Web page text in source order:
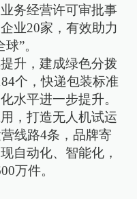
务经营许可审批事
业20家，有效助力
”。
升，建成绿色分拨
个，快递包装标准
水平进一步提升。
，打造无人机试运
线路4条，品牌寄
自动化、智能化，
万件。